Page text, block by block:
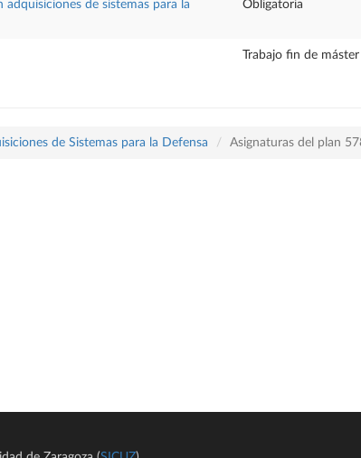
adquisiciones de sistemas para la
Obligatoria
Trabajo fin de máster
de Sistemas para la Defensa Asignaturas del plan